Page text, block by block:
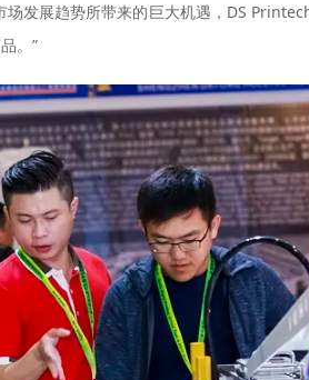
发展趋势所带来的巨大机遇，DS
。”